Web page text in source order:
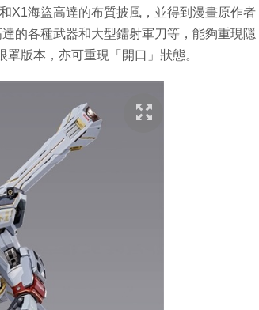
X1海盜高達的布質披風，並得到漫畫原作者
的各種武器和大型鐳射軍刀等，能夠重現隱
版本，亦可重現「開口」狀態。